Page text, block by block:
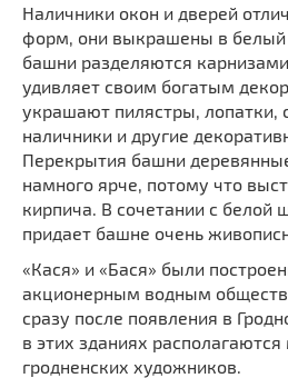
Наличники окон и дверей
форм, они выкрашены в белый
башни разделяются
удивляет своим богатым
украшают пилястры, лопатки,
наличники и другие
Перекрытия башни
намного ярче, потому что
кирпича. В сочетании с белой
придает башне очень
«Кася» и «Бася» были
акционерным водным
сразу после появления в
в этих зданиях располагаются
гродненских художников.